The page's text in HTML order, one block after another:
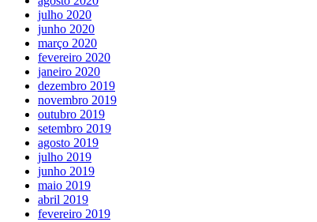
julho 2020
junho 2020
março 2020
fevereiro 2020
janeiro 2020
dezembro 2019
novembro 2019
outubro 2019
setembro 2019
agosto 2019
julho 2019
junho 2019
maio 2019
abril 2019
fevereiro 2019